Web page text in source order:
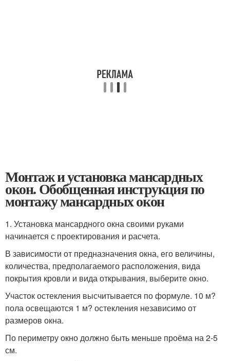
Монтаж и установка мансардных
окон. Обобщенная инструкция по
монтажу мансардных окон
1. Установка мансардного окна своими руками
начинается с проектирования и расчета.
В зависимости от предназначения окна, его величины,
количества, предполагаемого расположения, вида
покрытия кровли и вида открывания, выберите окно.
Участок остекления высчитывается по формуле. 10 м?
пола освещаются 1 м? остекления независимо от
размеров окна.
По периметру окно должно быть меньше проёма на 2-5
см.